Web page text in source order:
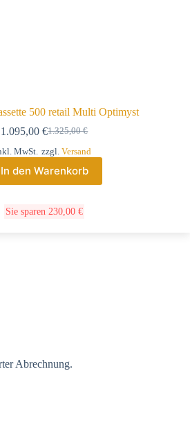
500 retail Multi Optimyst
1.325,00€
1.095,00€
MwSt. zzgl. Versand
In den Warenkorb
Sie sparen 230,00€
Abrechnung.